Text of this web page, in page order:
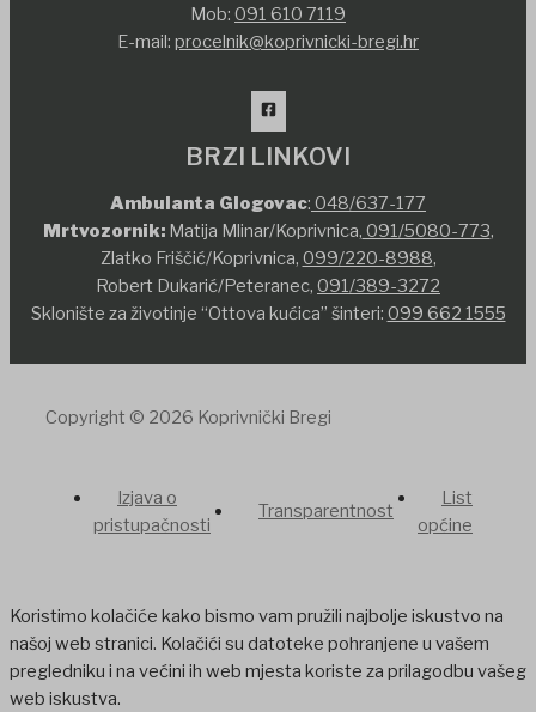
Mob: 091 610 7119
E-mail: procelnik@koprivnicki-bregi.hr
BRZI LINKOVI
Ambulanta Glogovac: 048/637-177
Mrtvozornik:Matija Mlinar/Koprivnica, 091/5080-773,
Zlatko Friščić/Koprivnica, 099/220-8988,
Robert Dukarić/Peteranec, 091/389-3272
Sklonište za životinje “Ottova kućica” šinteri: 099 662 1555
Copyright © 2026 Koprivnički Bregi
Izjava o
pristupačnosti
Transparentnost
List
općine
Koristimo kolačiće kako bismo vam pružili najbolje iskustvo na
našoj web stranici. Kolačići su datoteke pohranjene u vašem
pregledniku i na većini ih web mjesta koriste za prilagodbu vašeg
web iskustva.